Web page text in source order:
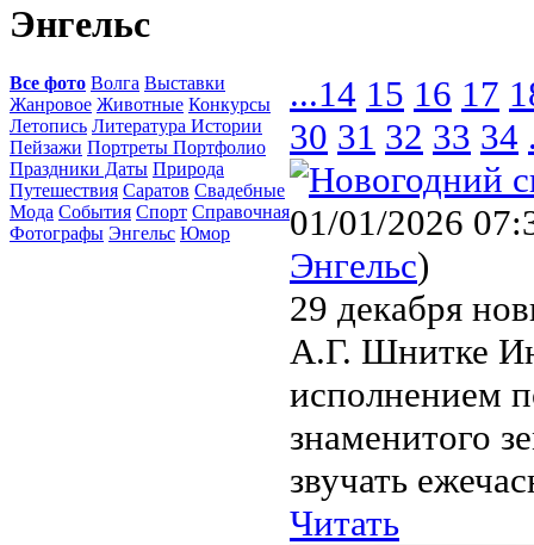
Энгельс
Все фото Волга Выставки
Жанровое Животные Конкурсы
Летопись Литература Истории
Пейзажи Портреты Портфолио
Праздники Даты Природа
Путешествия Саратов Свадебные
Мода События Спорт Справочная
Фотографы Энгельс Юмор
...14 15 16 17
30 31 32 33 34
01/01/2026
Энгельс)
29 декабря
А.Г. Шнитке
исполнением
знаменитого
звучать
Читать